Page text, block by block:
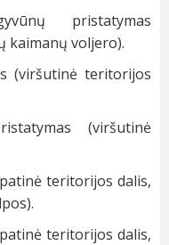
pristatymas
kaimanų voljero).
(viršutinė teritorijos
(viršutinė
teritorijos dalis,
teritorijos dalis,